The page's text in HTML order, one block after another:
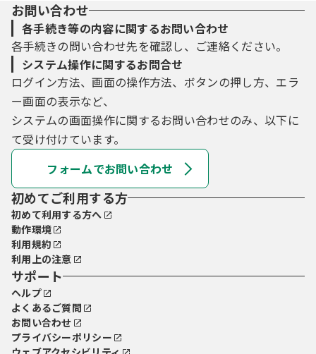
お問い合わせ
各手続き等の内容に関するお問い合わせ
各手続きの問い合わせ先を確認し、ご連絡ください。
システム操作に関するお問合せ
ログイン方法、画面の操作方法、ボタンの押し方、エラ
ー画面の表示など、
システムの画面操作に関するお問い合わせのみ、以下に
て受け付けています。
フォームでお問い合わせ
初めてご利用する方
初めて利用する方へ
動作環境
利用規約
利用上の注意
サポート
ヘルプ
よくあるご質問
お問い合わせ
プライバシーポリシー